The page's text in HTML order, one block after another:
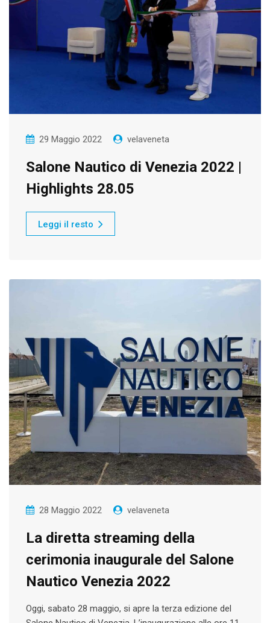
29 Maggio 2022 velaveneta
Salone Nautico di Venezia 2022 |
Highlights 28.05
Leggi il resto
28 Maggio 2022 velaveneta
La diretta streaming della
cerimonia inaugurale del Salone
Nautico Venezia 2022
Oggi, sabato 28 maggio, si apre la terza edizione del